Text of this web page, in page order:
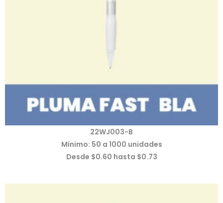
22WJ003-B
Mínimo: 50 a 1000 unidades
Desde $0.60 hasta $0.73